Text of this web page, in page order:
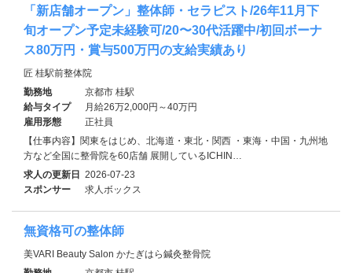
「新店舗オープン」整体師・セラピスト/26年11月下
旬オープン予定未経験可/20〜30代活躍中/初回ボーナ
ス80万円・賞与500万円の支給実績あり
匠 桂駅前整体院
勤務地
京都市 桂駅
給与タイプ
月給26万2,000円～40万円
雇用形態
正社員
【仕事内容】関東をはじめ、北海道・東北・関西 ・東海・中国・九州地
方など全国に整骨院を60店舗 展開しているICHIN…
求人の更新日 2026-07-23
スポンサー
求人ボックス
無資格可の整体師
美VARI Beauty Salon かたぎはら鍼灸整骨院